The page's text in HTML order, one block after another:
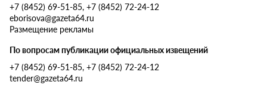
+7 (8452) 69-51-85, +7 (8452) 72-24-12
eborisova@gazeta64.ru
Размещение рекламы
По вопросам публикации официальных извещений
+7 (8452) 69-51-85, +7 (8452) 72-24-12
tender@gazeta64.ru